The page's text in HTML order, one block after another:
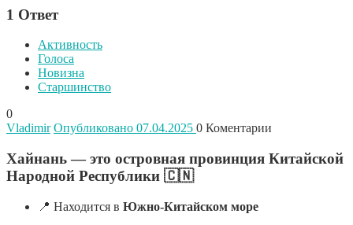
1 Ответ
Активность
Голоса
Новизна
Старшинство
0
Vladimir Опубликовано 07.04.2025 0 Коментарии
Хайнань — это островная провинция Китайской
Народной Республики 🇨🇳
📍 Находится в Южно-Китайском море